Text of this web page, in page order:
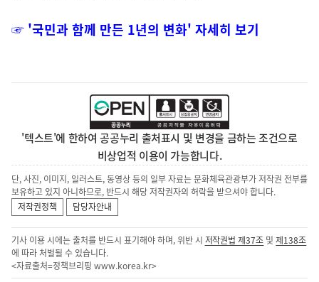
☞ '국민과 함께 만든 1년의 변화' 자세히 보기
'텍스트'에 한하여 공공누리 출처표시 및 변경을 금하는 조건으로
비상업적 이용이 가능합니다.
단, 사진, 이미지, 일러스트, 동영상 등의 일부 자료는 문화체육관광부가 저작권 전부를
보유하고 있지 아니하므로, 반드시 해당 저작권자의 허락을 받으셔야 합니다.
저작권정책
담당자안내
기사 이용 시에는 출처를 반드시 표기해야 하며, 위반 시 저작권법 제37조 및제138조
에 따라 처벌될 수 있습니다.
<자료출처=정책브리핑 www.korea.kr>